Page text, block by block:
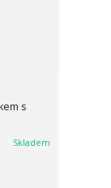
s
Skladem